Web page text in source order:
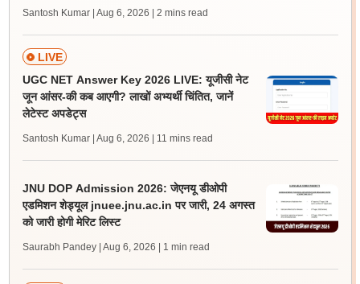
Santosh Kumar | Aug 6, 2026 | 2 mins read
LIVE
UGC NET Answer Key 2026 LIVE: यूजीसी नेट
जून आंसर-की कब आएगी? लाखों अभ्यर्थी चिंतित, जानें
लेटेस्ट अपडेट्स
Santosh Kumar | Aug 6, 2026 | 11 mins read
JNU DOP Admission 2026: जेएनयू डीओपी
एडमिशन शेड्यूल jnuee.jnu.ac.in पर जारी, 24 अगस्त
को जारी होगी मेरिट लिस्ट
Saurabh Pandey | Aug 6, 2026 | 1 min read